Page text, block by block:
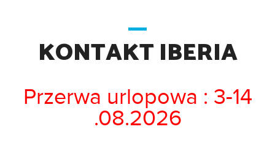
KONTAKT IBERIA
Przerwa urlopowa : 3-14
.08.2026